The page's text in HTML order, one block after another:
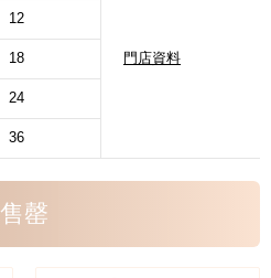
門店資料
12
18
24
36
售罄